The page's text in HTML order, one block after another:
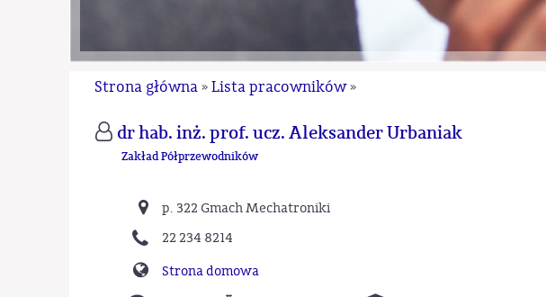
Strona główna » Lista pracowników »
dr hab. inż. prof. ucz. Aleksander Urbaniak
Zakład Półprzewodników
p. 322 Gmach Mechatroniki
22 234 8214
Strona domowa